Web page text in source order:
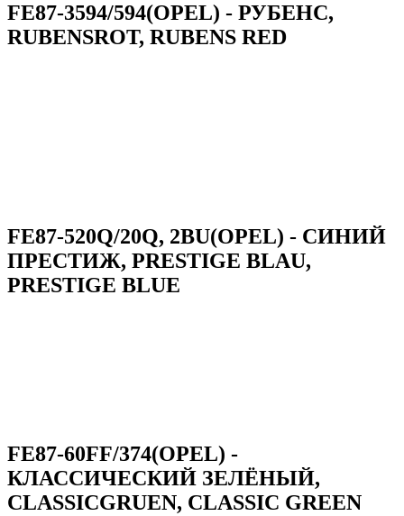
FE87-3594/594(OPEL) - РУБЕНС,
RUBENSROT, RUBENS RED
FE87-520Q/20Q, 2BU(OPEL) - СИНИЙ
ПРЕСТИЖ, PRESTIGE BLAU,
PRESTIGE BLUE
FE87-60FF/374(OPEL) -
КЛАССИЧЕСКИЙ ЗЕЛЁНЫЙ,
CLASSICGRUEN, CLASSIC GREEN